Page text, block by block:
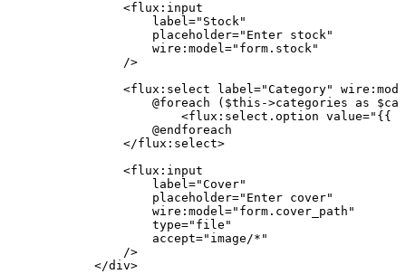
                <
flux : input
                    label
="Stock"
                    placeholder
="Enter stock"
                    wire
: model="form.stock"
                />
                <
flux : select label="Category" wire :
                    @foreach
( $this ->categories as
                        <
flux : select . option value="{{
                    @endforeach
                </
flux : select>
                <
flux : input
                    label
="Cover"
                    placeholder
="Enter cover"
                    wire
: model="form.cover_path"
                    type
="file"
                    accept
="image/*"
                />
            </
div>